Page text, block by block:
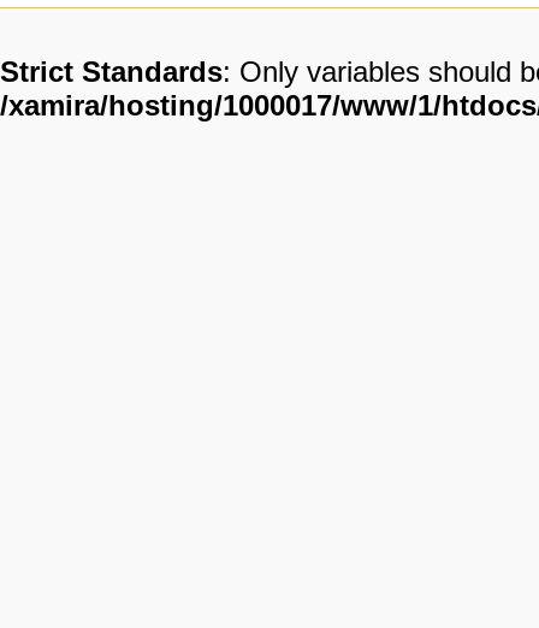
Strict Standards: Only variables should
/xamira/hosting/1000017/www/1/